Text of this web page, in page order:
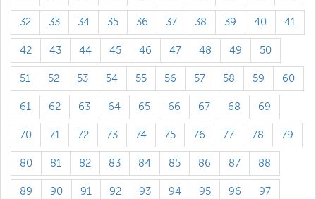
32 33 34 35 36 37 38 39 40 41
42 43 44 45 46 47 48 49 50
51 52 53 54 55 56 57 58 59 60
61 62 63 64 65 66 67 68 69
70 71 72 73 74 75 76 77 78 79
80 81 82 83 84 85 86 87 88
89 90 91 92 93 94 95 96 97